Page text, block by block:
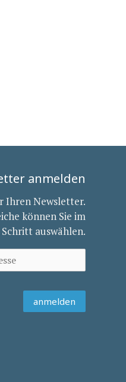
anmelden
Ihren Newsletter.
können Sie im
auswählen.